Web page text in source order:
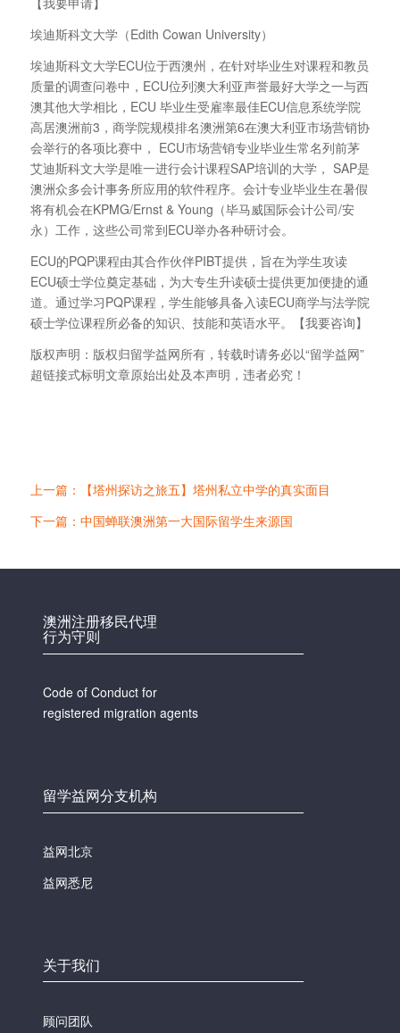
埃迪斯科文大学（Edith Cowan University）
埃迪斯科文大学ECU位于西澳州，在针对毕业生对课程和教员
质量的调查问卷中，ECU位列澳大利亚声誉最好大学之一与西
澳其他大学相比，ECU 毕业生受雇率最佳ECU信息系统学院
高居澳洲前3，商学院规模排名澳洲第6在澳大利亚市场营销协
会举行的各项比赛中， ECU市场营销专业毕业生常名列前茅
艾迪斯科文大学是唯一进行会计课程SAP培训的大学， SAP是
澳洲众多会计事务所应用的软件程序。会计专业毕业生在暑假
将有机会在KPMG/Ernst & Young（毕马威国际会计公司/安
永）工作，这些公司常到ECU举办各种研讨会。
ECU的PQP课程由其合作伙伴PIBT提供，旨在为学生攻读
ECU硕士学位奠定基础，为大专生升读硕士提供更加便捷的通
道。通过学习PQP课程，学生能够具备入读ECU商学与法学院
硕士学位课程所必备的知识、技能和英语水平。【我要咨询】
版权声明：版权归留学益网所有，转载时请务必以“留学益网”
超链接式标明文章原始出处及本声明，违者必究！
上一篇：【塔州探访之旅五】塔州私立中学的真实面目
下一篇：中国蝉联澳洲第一大国际留学生来源国
澳洲注册移民代理
行为守则
Code of Conduct for
registered migration agents
留学益网分支机构
益网北京
益网悉尼
关于我们
顾问团队